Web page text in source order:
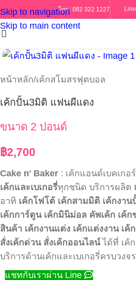
Skip to navigation
Skip to main content
โทร : 082 322 1227
หน้าหลัก/เค้กสโมสรฟุตบอล
เค้กปั้น3มิติ แฟนผีแดง
ขนาด 2 ปอนด์
฿2,700
Cake n' Baker : เค้กแอนด์เบคเกอ
เค้กและเบเกอรี่ทุกชนิด บริการผลิต
อาทิ เค้กโฟโต้ เค้กสามมิติ เค้กงา
เค้กการ์ตูน เค้กมินิม่อล คัพเค้ก เค้
สินค้า เค้กงานแต่ง เค้กแต่งงาน เค้
สั่งเค้กด่วน สั่งเค้กออนไลน์ได้ที่ เค้ก
บริการด้านเค้กและเบเกอรี่ครบวงจร
แชทกับเราผ่าน Line